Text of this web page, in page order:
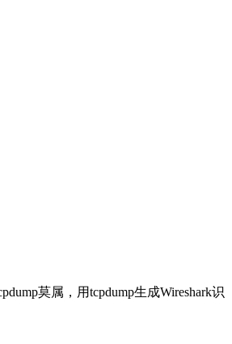
莫属，用tcpdump生成Wireshark识